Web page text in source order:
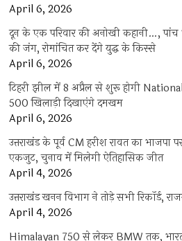
April 6, 2026
दून के एक परिवार की अनोखी कहानी…,
की जंग, रोमांचित कर देंगे युद्ध के किस्से
April 6, 2026
टिहरी झील में 8 अप्रैल से शुरू होगी
500 खिलाड़ी दिखाएंगे दमखम
April 6, 2026
उत्तराखंड के पूर्व CM हरीश रावत का भाजपा
एकजुट, चुनाव में मिलेगी ऐतिहासिक जीत
April 4, 2026
उत्तराखंड खनन विभाग ने तोड़े सभी रिकॉर्ड,
April 4, 2026
Himalayan 750 से लेकर BMW तक,